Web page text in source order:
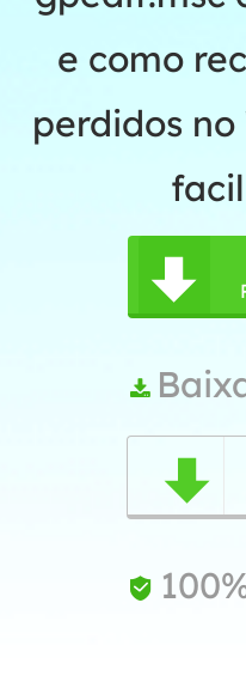
e como
perdidos no



